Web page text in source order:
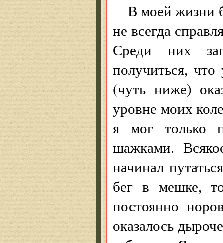
В моей жизни
не всегда
Среди них
получиться,
(чуть ниже)
уровне моих
я мог только
шажками.
начинал
бег в мешке,
постоянно
оказалось